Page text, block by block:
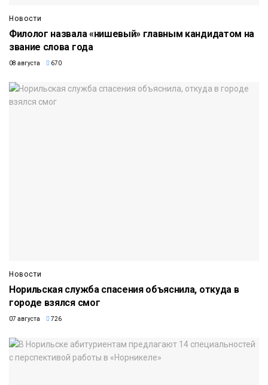
Новости
Филолог назвала «нишевый» главным кандидатом на
звание слова года
08 августа 670
Новости
Норильская служба спасения объяснила, откуда в
городе взялся смог
07 августа 726